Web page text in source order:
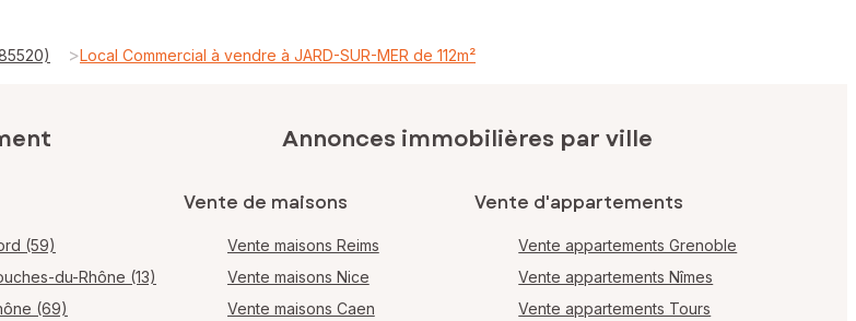
>Local Commercial à vendre à JARD-SUR-MER de 112m²
(59)
du-Rhône (13)
(69)
Annonces immobilières par ville
Vente de maisons
Vente maisons Reims
Vente maisons Nice
Vente maisons Caen
Vente d'appartements
Vente appartements Grenoble
Vente appartements Nîmes
Vente appartements Tours